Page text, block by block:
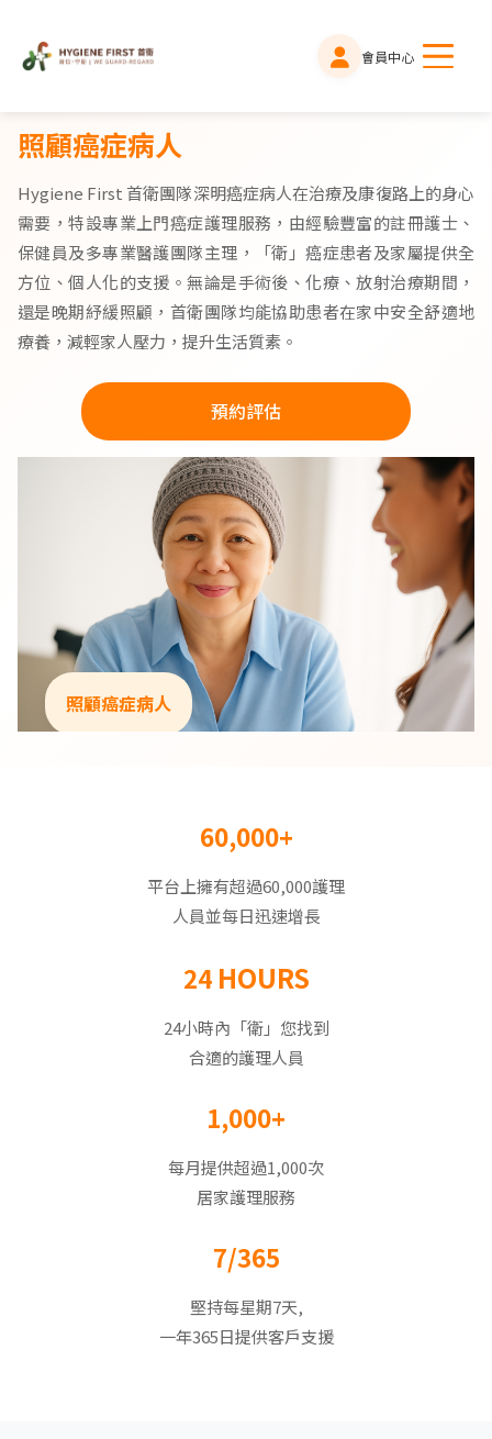
會員中心
照顧癌症病人
Hygiene First 首衛團隊深明癌症病人在治療及康復路上的身心
需要，特設專業上門癌症護理服務，由經驗豐富的註冊護士、
保健員及多專業醫護團隊主理，「衛」癌症患者及家屬提供全
方位、個人化的支援。無論是手術後、化療、放射治療期間，
還是晚期紓緩照顧，首衛團隊均能協助患者在家中安全舒適地
療養，減輕家人壓力，提升生活質素。
預約評估
照顧癌症病人
60,000+
平台上擁有超過60,000護理
人員並每日迅速增長
24 HOURS
24小時內「衛」您找到
合適的護理人員
1,000+
每月提供超過1,000次
居家護理服務
7/365
堅持每星期7天,
一年365日提供客戶支援